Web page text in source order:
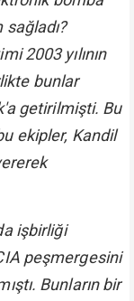
2003 yılının
bunlar
getirilmişti. Bu
ekipler, Kandil
işbirliği
peşmergesini
Bunların bir